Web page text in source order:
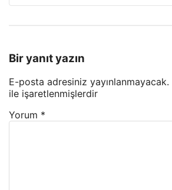
Bir yanıt yazın
E-posta adresiniz yayınlanmayacak.
ile işaretlenmişlerdir
Yorum *